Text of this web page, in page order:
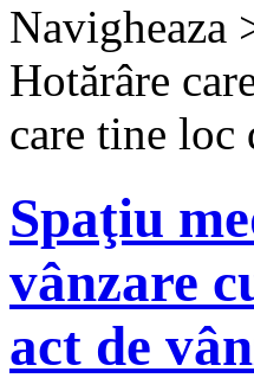
Navigheaza
Hotărâre
care tine loc
Spaţiu
vânzare
act de